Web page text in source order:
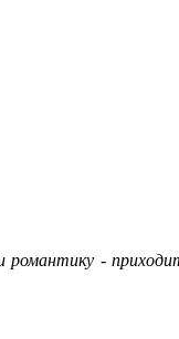
романтику -